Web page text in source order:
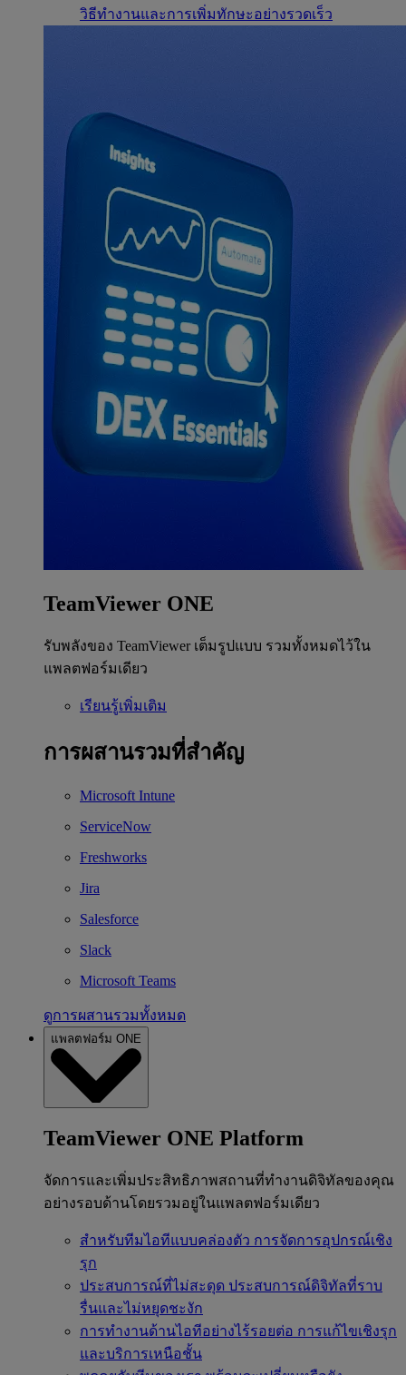
วิธีทำงานและการเพิ่มทักษะอย่างรวดเร็ว
TeamViewer ONE
รับพลังของ TeamViewer เต็มรูปแบบ รวมทั้งหมดไว้ใน
แพลตฟอร์มเดียว
เรียนรู้เพิ่มเติม
การผสานรวมที่สำคัญ
Microsoft Intune
ServiceNow
Freshworks
Jira
Salesforce
Slack
Microsoft Teams
ดูการผสานรวมทั้งหมด
แพลตฟอร์ม ONE
TeamViewer ONE Platform
จัดการและเพิ่มประสิทธิภาพสถานที่ทำงานดิจิทัลของคุณ
อย่างรอบด้านโดยรวมอยู่ในแพลตฟอร์มเดียว
สำหรับทีมไอทีแบบคล่องตัว การจัดการอุปกรณ์เชิง
รุก
ประสบการณ์ที่ไม่สะดุด ประสบการณ์ดิจิทัลที่ราบ
รื่นและไม่หยุดชะงัก
การทำงานด้านไอทีอย่างไร้รอยต่อ การแก้ไขเชิงรุก
และบริการเหนือชั้น